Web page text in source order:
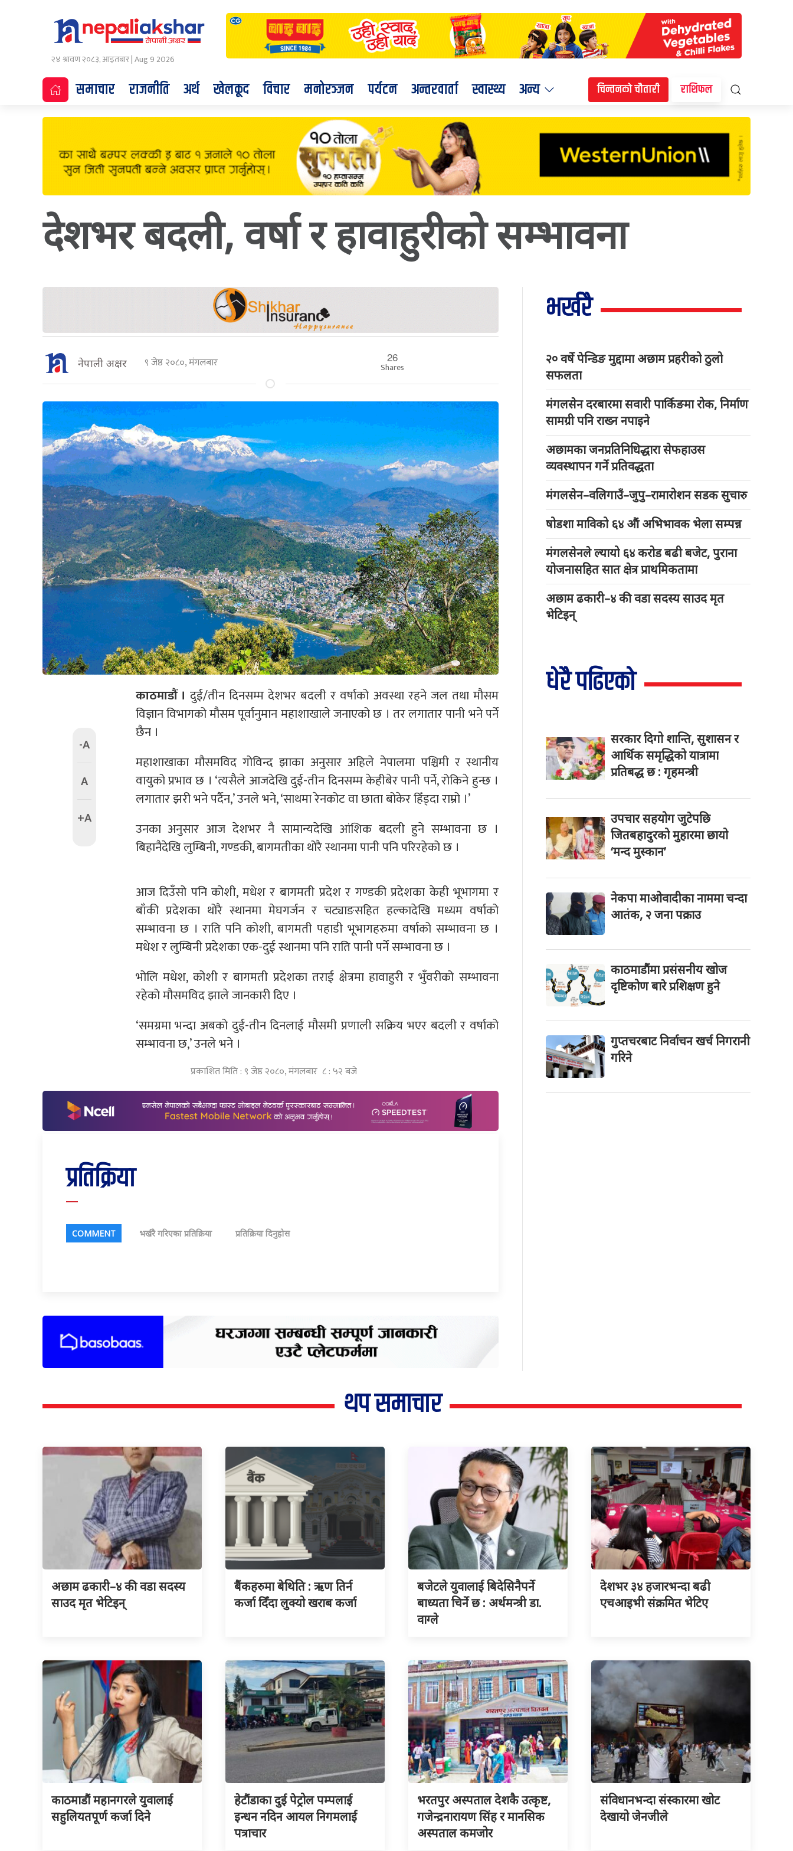
२४ श्रावण २०८३, आइतबार | Aug 9 2026
समाचार राजनीति अर्थ खेलकूद विचार मनोरञ्जन पर्यटन अन्तरवार्ता स्वास्थ्य अन्य चिन्तनको चौतारी राशिफल
देशभर बदली, वर्षा र हावाहुरीको सम्भावना
नेपाली अक्षर ९ जेष्ठ २०८०, मंगलबार 26
Shares
-A
A
+A
काठमाडौं । दुई/तीन दिनसम्म देशभर बदली र वर्षाको अवस्था रहने जल तथा मौसम
विज्ञान विभागको मौसम पूर्वानुमान महाशाखाले जनाएको छ । तर लगातार पानी भने पर्ने
छैन ।
महाशाखाका मौसमविद गोविन्द झाका अनुसार अहिले नेपालमा पश्चिमी र स्थानीय
वायुको प्रभाव छ । ‘त्यसैले आजदेखि दुई-तीन दिनसम्म केहीबेर पानी पर्ने, रोकिने हुन्छ ।
लगातार झरी भने पर्दैन,’ उनले भने, ‘साथमा रेनकोट वा छाता बोकेर हिँड्दा राम्रो ।’
उनका अनुसार आज देशभर नै सामान्यदेखि आंशिक बदली हुने सम्भावना छ ।
बिहानैदेखि लुम्बिनी, गण्डकी, बागमतीका थोरै स्थानमा पानी पनि परिरहेको छ ।
आज दिउँसो पनि कोशी, मधेश र बागमती प्रदेश र गण्डकी प्रदेशका केही भूभागमा र
बाँकी प्रदेशका थोरै स्थानमा मेघगर्जन र चट्याङसहित हल्कादेखि मध्यम वर्षाको
सम्भावना छ । राति पनि कोशी, बागमती पहाडी भूभागहरुमा वर्षाको सम्भावना छ ।
मधेश र लुम्बिनी प्रदेशका एक-दुई स्थानमा पनि राति पानी पर्ने सम्भावना छ ।
भोलि मधेश, कोशी र बागमती प्रदेशका तराई क्षेत्रमा हावाहुरी र भुँवरीको सम्भावना
रहेको मौसमविद झाले जानकारी दिए ।
‘समग्रमा भन्दा अबको दुई-तीन दिनलाई मौसमी प्रणाली सक्रिय भएर बदली र वर्षाको
सम्भावना छ,’ उनले भने ।
प्रकाशित मिति : ९ जेष्ठ २०८०, मंगलबार ८ : ५२ बजे
प्रतिक्रिया
COMMENT भर्खरै गरिएका प्रतिक्रिया प्रतिक्रिया दिनुहोस
भर्खरै
२० वर्षे पेन्डिङ मुद्दामा अछाम प्रहरीको ठुलो
सफलता
मंगलसेन दरबारमा सवारी पार्किङमा रोक, निर्माण
सामग्री पनि राख्न नपाइने
अछामका जनप्रतिनिधिद्धारा सेफहाउस
व्यवस्थापन गर्ने प्रतिवद्धता
मंगलसेन–वलिगाउँ–जुपु–रामारोशन सडक सुचारु
षोडशा माविको ६४ औं अभिभावक भेला सम्पन्न
मंगलसेनले ल्यायो ६४ करोड बढी बजेट, पुराना
योजनासहित सात क्षेत्र प्राथमिकतामा
अछाम ढकारी–४ की वडा सदस्य साउद मृत
भेटिइन्
धेरै पढिएको
सरकार दिगो शान्ति, सुशासन र
आर्थिक समृद्धिको यात्रामा
प्रतिबद्ध छ : गृहमन्त्री
उपचार सहयोग जुटेपछि
जितबहादुरको मुहारमा छायो
‘मन्द मुस्कान’
नेकपा माओवादीका नाममा चन्दा
आतंक, २ जना पक्राउ
काठमाडौंमा प्रसंसनीय खोज
दृष्टिकोण बारे प्रशिक्षण हुने
गुप्तचरबाट निर्वाचन खर्च निगरानी
गरिने
थप समाचार
अछाम ढकारी–४ की वडा सदस्य
साउद मृत भेटिइन्
बैंकहरुमा बेथिति : ऋण तिर्न
कर्जा दिँदा लुक्यो खराब कर्जा
बजेटले युवालाई बिदेसिनैपर्ने
बाध्यता चिर्ने छ : अर्थमन्त्री डा.
वाग्ले
देशभर ३४ हजारभन्दा बढी
एचआइभी संक्रमित भेटिए
काठमाडौं महानगरले युवालाई
सहुलियतपूर्ण कर्जा दिने
हेटौंडाका दुई पेट्रोल पम्पलाई
इन्धन नदिन आयल निगमलाई
पत्राचार
भरतपुर अस्पताल देशकै उत्कृष्ट,
गजेन्द्रनारायण सिंह र मानसिक
अस्पताल कमजोर
संविधानभन्दा संस्कारमा खोट
देखायो जेनजीले